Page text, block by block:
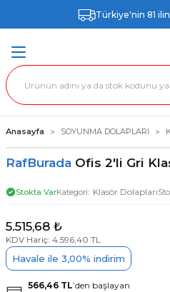
Türkiye'nin 81
Anasayfa SOYUNMA DOLAPLARI
RafBurada Ofis 2'li Gri
Stokta VarKategori Klasör Dolapları
5.515,68 ₺
KDV Hariç: 4.596,40 TL
Havale ile 3,00% indirim
566,46 TL’den başlayan